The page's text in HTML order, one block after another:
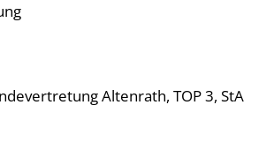
Altenrath, TOP 3, StA